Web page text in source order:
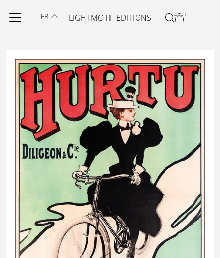
Ignorer et passer au contenu
LIGHTMOTIF EDITIONS 0
FR